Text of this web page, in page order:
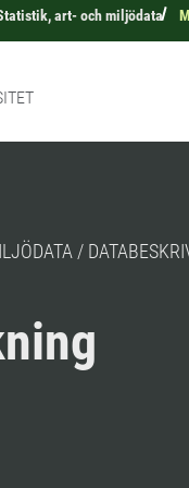
art- och miljödata
/